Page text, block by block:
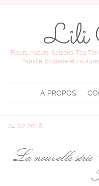
Fleurs, Nature, Saisons, Tea
famille, broderie et
A PROPOS
24 02 2018
La nouvelle